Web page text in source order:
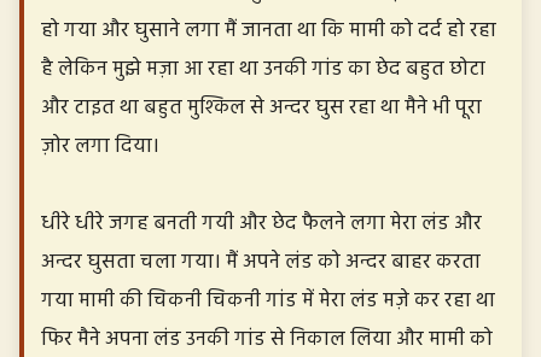
हो गया और घुसाने लगा मैं जानता था कि मामी को दर्द हो रहा
है लेकिन मुझे मज़ा आ रहा था उनकी गांड का छेद बहुत छोटा
और टाइत था बहुत मुश्किल से अन्दर घुस रहा था मैने भी पूरा
ज़ोर लगा दिया।
धीरे धीरे जगह बनती गयी और छेद फैलने लगा मेरा लंड और
अन्दर घुसता चला गया। मैं अपने लंड को अन्दर बाहर करता
गया मामी की चिकनी चिकनी गांड में मेरा लंड मज़े कर रहा था
फिर मैने अपना लंड उनकी गांड से निकाल लिया और मामी को